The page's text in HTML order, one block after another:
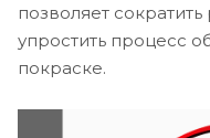
позволяет
упростить процесс
покраске.